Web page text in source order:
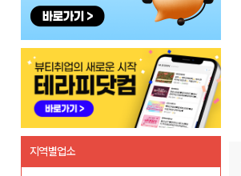
지역별업소